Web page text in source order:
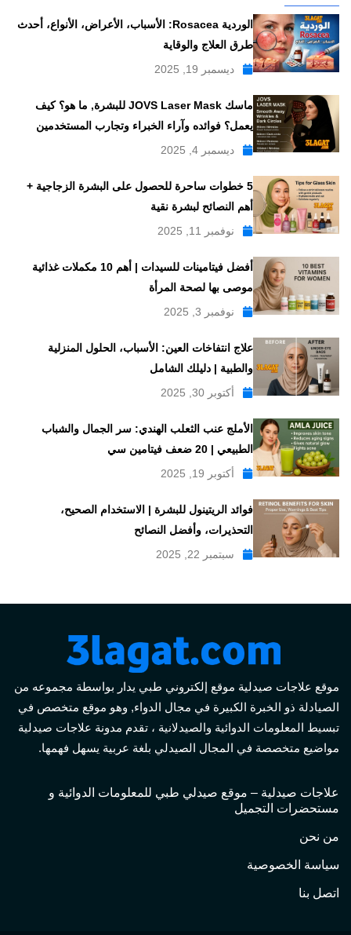
الوردية Rosacea: الأسباب، الأعراض، الأنواع، أحدث
طرق العلاج والوقاية
ديسمبر 19, 2025
ماسك JOVS Laser Mask للبشرة, ما هو؟ كيف
يعمل؟ فوائده وآراء الخبراء وتجارب المستخدمين
ديسمبر 4, 2025
5 خطوات ساحرة للحصول على البشرة الزجاجية +
أهم النصائح لبشرة نقية
نوفمبر 11, 2025
أفضل فيتامينات للسيدات | أهم 10 مكملات غذائية
موصى بها لصحة المرأة
نوفمبر 3, 2025
علاج انتفاخات العين: الأسباب، الحلول المنزلية
والطبية | دليلك الشامل
أكتوبر 30, 2025
الأملج عنب الثعلب الهندي: سر الجمال والشباب
الطبيعي | 20 ضعف فيتامين سي
أكتوبر 19, 2025
فوائد الريتينول للبشرة | الاستخدام الصحيح،
التحذيرات، وأفضل النصائح
سبتمبر 22, 2025
موقع علاجات صيدلية موقع إلكتروني طبي يدار بواسطة مجموعه من
الصيادلة ذو الخبرة الكبيرة في مجال الدواء, وهو موقع متخصص في
تبسيط المعلومات الدوائية والصيدلانية ، تقدم مدونة علاجات صيدلية
مواضيع متخصصة في المجال الصيدلي بلغة عربية يسهل فهمها.
علاجات صيدلية – موقع صيدلي طبي للمعلومات الدوائية و
مستحضرات التجميل
من نحن
سياسة الخصوصية
اتصل بنا